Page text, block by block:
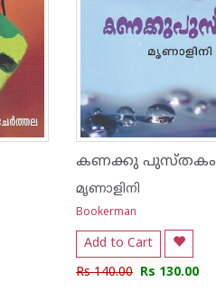
കണക്കു പുസ്തകം
മൃണാളിനി
Bookerman
Add to Cart
Rs 140.00 Rs 130.00